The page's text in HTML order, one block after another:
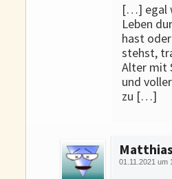
[…] egal
Leben
hast
stehst,
Alter mit
und
zu […]
Matthias
01.11.2021 um